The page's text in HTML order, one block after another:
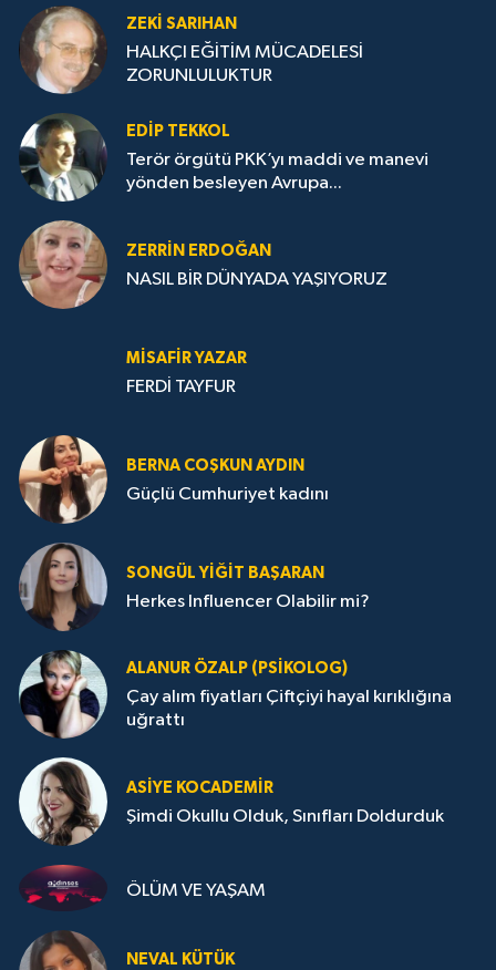
ZEKI SARIHAN
HALKÇI EĞİTİM MÜCADELESİ
ZORUNLULUKTUR
EDIP TEKKOL
Terör örgütü PKK’yı maddi ve manevi
yönden besleyen Avrupa...
ZERRIN ERDOĞAN
NASIL BİR DÜNYADA YAŞIYORUZ
FERDİ TAYFUR
Güçlü Cumhuriyet kadını
Herkes Influencer Olabilir mi?
Çay alım fiyatları Çiftçiyi hayal kırıklığına
Şimdi Okullu Olduk, Sınıfları Doldurduk
COŞKU KANATLARIYLA UÇ!